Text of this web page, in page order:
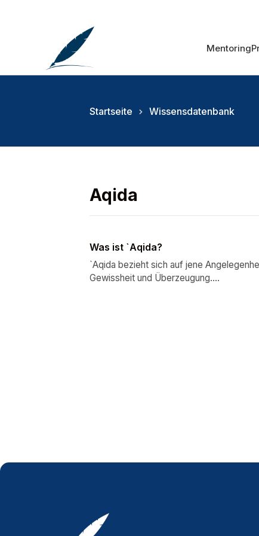
Mentoring
Startseite Wissensdatenbank
Aqida
Was ist `Aqida?
`Aqida bezieht sich auf jene
Gewissheit und Überzeugung....